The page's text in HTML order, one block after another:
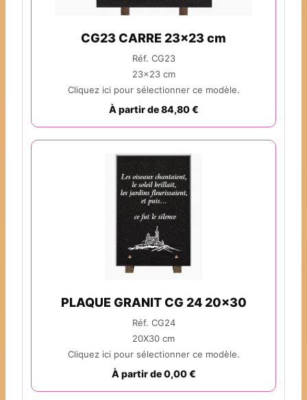
CG23 CARRE 23x23 cm
Réf. CG23
23x23 cm
Cliquez ici pour sélectionner ce modèle.
À partir de 84,80 €
PLAQUE GRANIT CG 24 20x30
Réf. CG24
20X30 cm
Cliquez ici pour sélectionner ce modèle.
À partir de 0,00 €